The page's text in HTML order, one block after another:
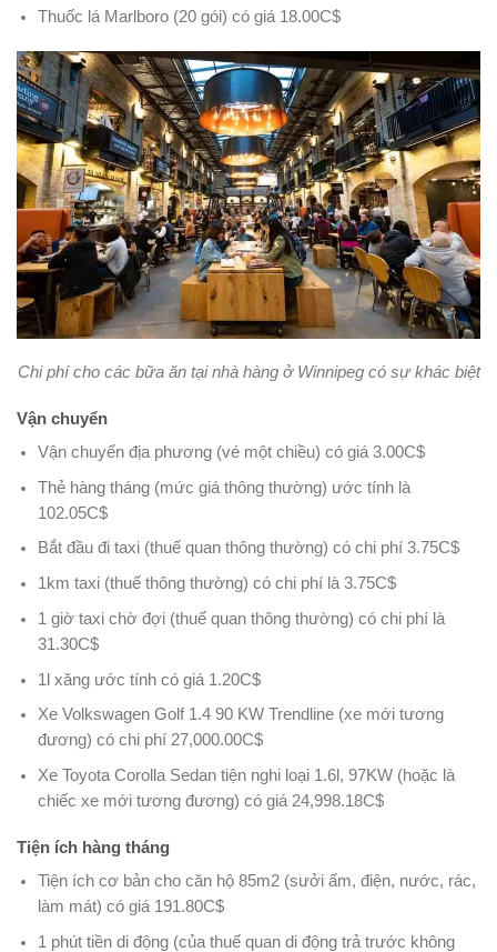
Thuốc lá Marlboro (20 gói) có giá 18.00C$
Chi phí cho các bữa ăn tại nhà hàng ở Winnipeg có sự khác biệt
Vận chuyển
Vận chuyển địa phương (vé một chiều) có giá 3.00C$
Thẻ hàng tháng (mức giá thông thường) ước tính là
102.05C$
Bắt đầu đi taxi (thuế quan thông thường) có chi phí 3.75C$
1km taxi (thuế thông thường) có chi phí là 3.75C$
1 giờ taxi chờ đợi (thuế quan thông thường) có chi phí là
31.30C$
1l xăng ước tính có giá 1.20C$
Xe Volkswagen Golf 1.4 90 KW Trendline (xe mới tương
đương) có chi phí 27,000.00C$
Xe Toyota Corolla Sedan tiện nghi loại 1.6l, 97KW (hoặc là
chiếc xe mới tương đương) có giá 24,998.18C$
Tiện ích hàng tháng
Tiện ích cơ bản cho căn hộ 85m2 (sưởi ấm, điện, nước, rác,
làm mát) có giá 191.80C$
1 phút tiền di động (của thuế quan di động trả trước không